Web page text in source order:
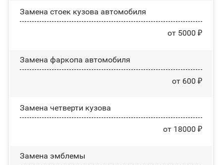
Замена стоек кузова автомобиля
от 5000 ₽
Замена фаркопа автомобиля
от 600 ₽
Замена четверти кузова
от 18000 ₽
Замена эмблемы